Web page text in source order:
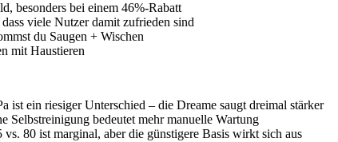
besonders bei einem 46%-Rabatt
viele Nutzer damit zufrieden sind
du Saugen + Wischen
mit Haustieren
ist ein riesiger Unterschied – die Dreame saugt dreimal stärker
Selbstreinigung bedeutet mehr manuelle Wartung
80 ist marginal, aber die günstigere Basis wirkt sich aus